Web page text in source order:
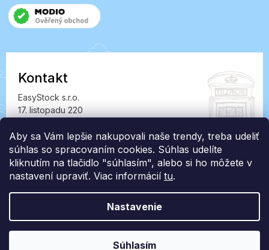
Aby sa Vám lepšie nakupovali naše trendy, treba udeliť
súhlas so spracovaním cookies. Súhlas udelíte
kliknutím na tlačidlo "súhlasím", alebo si ho môžete v
nastavení upraviť. Viac informácií tu.
Nastavenie
Súhlasím
Kontakt
EasyStock s.r.o.
17. listopadu 220
IČ: 07727402, DIČ: CZ07727402
info@londonclub.sk